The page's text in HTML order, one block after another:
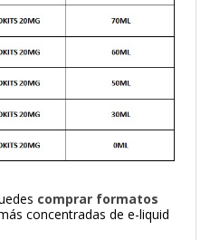
comprar formatos
concentradas de e-liquid